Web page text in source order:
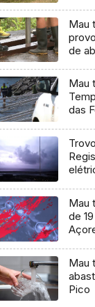
Mau
de
Mau
das
Mau
de
Mau
Pico